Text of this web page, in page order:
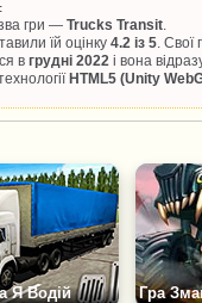
гри — Trucks Transit.
їй оцінку 4.2 із 5. Свої
в грудні 2022 і вона
HTML5 (Unity
Я Водій